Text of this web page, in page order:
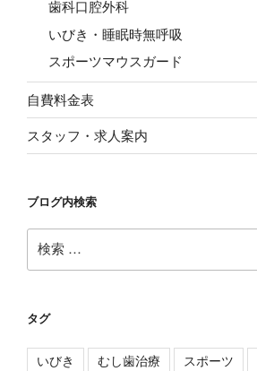
歯科口腔外科
いびき・睡眠時無呼吸
スポーツマウスガード
自費料金表
スタッフ・求人案内
ブログ内検索
索:
タグ
いびき むし歯治療 スポーツ